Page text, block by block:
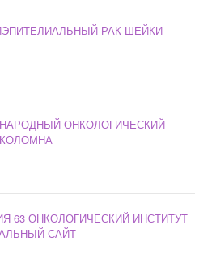
РАК ШЕЙКИ
ОНКОЛОГИЧЕСКИЙ
63 ОНКОЛОГИЧЕСКИЙ ИНСТИТУТ
САЙТ